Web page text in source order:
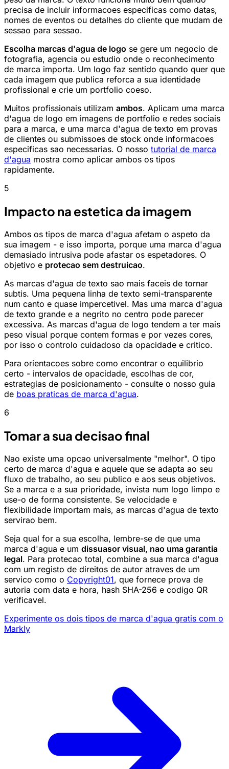
precisa de incluir informacoes especificas como datas,
nomes de eventos ou detalhes do cliente que mudam de
sessao para sessao.
Escolha marcas d'agua de logo se gere um negocio de
fotografia, agencia ou estudio onde o reconhecimento
de marca importa. Um logo faz sentido quando quer que
cada imagem que publica reforca a sua identidade
profissional e crie um portfolio coeso.
Muitos profissionais utilizam ambos. Aplicam uma marca
d'agua de logo em imagens de portfolio e redes sociais
para a marca, e uma marca d'agua de texto em provas
de clientes ou submissoes de stock onde informacoes
especificas sao necessarias. O nosso tutorial de marca
d'agua mostra como aplicar ambos os tipos
rapidamente.
5
Impacto na estetica da imagem
Ambos os tipos de marca d'agua afetam o aspeto da
sua imagem - e isso importa, porque uma marca d'agua
demasiado intrusiva pode afastar os espetadores. O
objetivo e protecao sem destruicao.
As marcas d'agua de texto sao mais faceis de tornar
subtis. Uma pequena linha de texto semi-transparente
num canto e quase impercetivel. Mas uma marca d'agua
de texto grande e a negrito no centro pode parecer
excessiva. As marcas d'agua de logo tendem a ter mais
peso visual porque contem formas e por vezes cores,
por isso o controlo cuidadoso da opacidade e critico.
Para orientacoes sobre como encontrar o equilibrio
certo - intervalos de opacidade, escolhas de cor,
estrategias de posicionamento - consulte o nosso guia
de boas praticas de marca d'agua.
6
Tomar a sua decisao final
Nao existe uma opcao universalmente "melhor". O tipo
certo de marca d'agua e aquele que se adapta ao seu
fluxo de trabalho, ao seu publico e aos seus objetivos.
Se a marca e a sua prioridade, invista num logo limpo e
use-o de forma consistente. Se velocidade e
flexibilidade importam mais, as marcas d'agua de texto
servirao bem.
Seja qual for a sua escolha, lembre-se de que uma
marca d'agua e um dissuasor visual, nao uma garantia
legal. Para protecao total, combine a sua marca d'agua
com um registo de direitos de autor atraves de um
servico como o Copyright01, que fornece prova de
autoria com data e hora, hash SHA-256 e codigo QR
verificavel.
Experimente os dois tipos de marca d'agua gratis com o
Markly